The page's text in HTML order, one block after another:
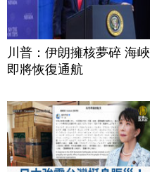
川普：伊朗擁核夢碎 海峽
即將恢復通航